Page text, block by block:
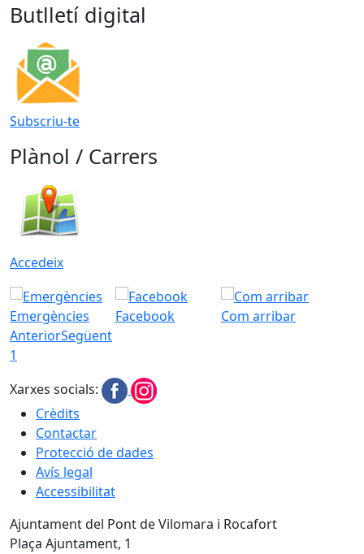
Butlletí digital
Subscriu-te
Plànol / Carrers
Accedeix
Emergències Facebook
Com arribar
AnteriorSegüent
1
Xarxes socials:
Crèdits
Contactar
Protecció de dades
Avís legal
Accessibilitat
Ajuntament del Pont de Vilomara i Rocafort
Plaça Ajuntament, 1